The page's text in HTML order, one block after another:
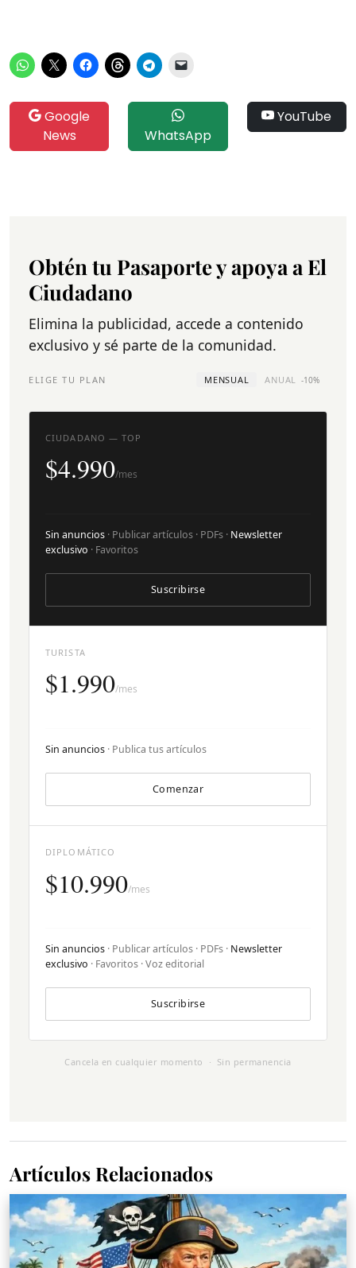
Google
News
WhatsApp
YouTube
Obtén tu Pasaporte y apoya a El
Ciudadano
Elimina la publicidad, accede a contenido
exclusivo y sé parte de la comunidad.
ELIGE TU PLAN MENSUAL ANUAL -10%
TURISTA
$1.990/mes
Sin anuncios · Publica tus artículos
Comenzar
CIUDADANO — TOP
$4.990/mes
Sin anuncios · Publicar artículos · PDFs · Newsletter
exclusivo · Favoritos
Suscribirse
DIPLOMÁTICO
$10.990/mes
Sin anuncios · Publicar artículos · PDFs · Newsletter
exclusivo · Favoritos · Voz editorial
Suscribirse
Cancela en cualquier momento · Sin permanencia
Artículos Relacionados